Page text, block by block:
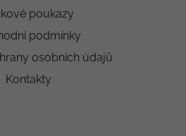
poukazy
podmínky
osobních údajů
Kontakty